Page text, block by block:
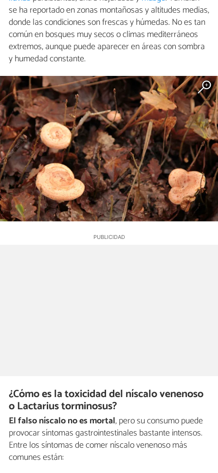
se ha reportado en zonas montañosas y altitudes medias,
donde las condiciones son frescas y húmedas. No es tan
común en bosques muy secos o climas mediterráneos
extremos, aunque puede aparecer en áreas con sombra
y humedad constante.
¿Cómo es la toxicidad del níscalo venenoso
o Lactarius torminosus?
El falso níscalo no es mortal, pero su consumo puede
provocar síntomas gastrointestinales bastante intensos.
Entre los síntomas de comer níscalo venenoso más
comunes están: